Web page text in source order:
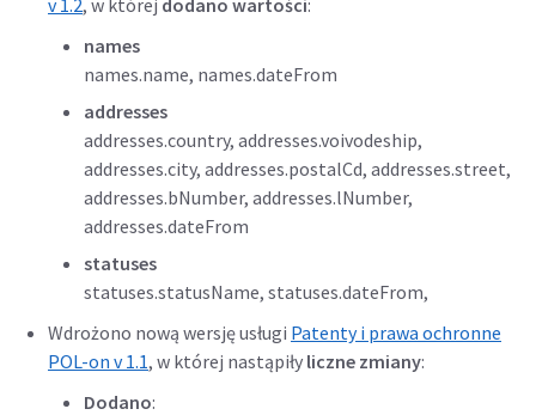
v 1.2, w której dodano wartości:
names
names.name, names.dateFrom
addresses
addresses.country, addresses.voivodeship,
addresses.city, addresses.postalCd, addresses.street,
addresses.bNumber, addresses.lNumber,
addresses.dateFrom
statuses
statuses.statusName, statuses.dateFrom,
Wdrożono nową wersję usługi Patenty i prawa ochronne
POL-on v 1.1, w której nastąpiły liczne zmiany:
Dodano: